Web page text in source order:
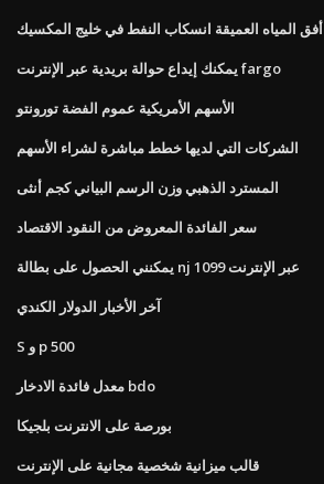
أفق المياه العميقة انسكاب النفط في خليج المكسيك
يمكنك إيداع حوالة بريدية عبر الإنترنت fargo
الأسهم الأمريكية عموم الفضة تورونتو
الشركات التي لديها خطط مباشرة لشراء الأسهم
المسترد الذهبي وزن الرسم البياني كجم أنثى
سعر الفائدة المعروض من النقود الاقتصاد
يمكنني الحصول على بطالة nj 1099 عبر الإنترنت
آخر الأخبار الدولار الكندي
S و p 500
معدل فائدة الادخار bdo
بورصة على الانترنت بلجيكا
قالب ميزانية شخصية مجانية على الإنترنت